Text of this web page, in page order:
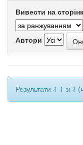
Вивести на
Автори
Результати 1-1 зі 1